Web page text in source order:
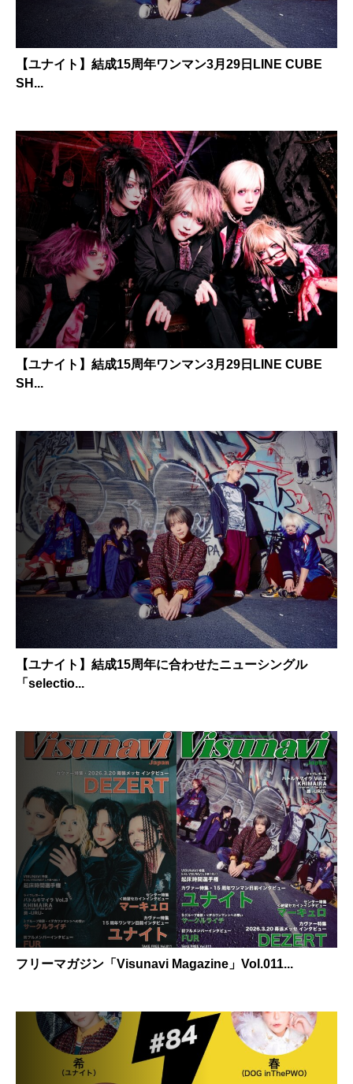
【ユナイト】結成15周年ワンマン3月29日LINE CUBE
SH...
【ユナイト】結成15周年ワンマン3月29日LINE CUBE
SH...
【ユナイト】結成15周年に合わせたニューシングル
「selectio...
フリーマガジン「Visunavi Magazine」Vol.011...